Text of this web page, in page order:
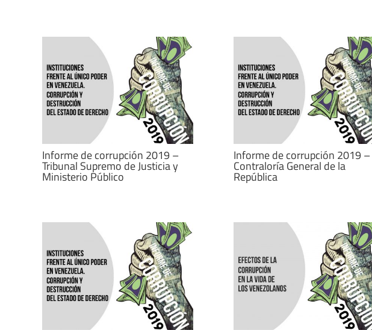
Informe de corrupción 2019 –
Tribunal Supremo de Justicia y
Ministerio Público
Informe de corrupción 2019 –
Contraloría General de la
República